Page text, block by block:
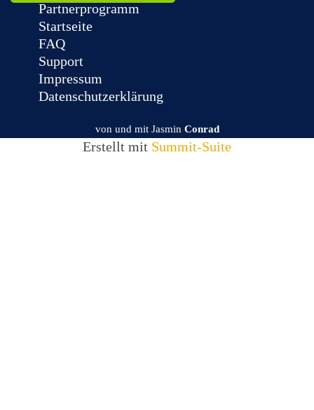
Partnerprogramm
Startseite
FAQ
Support
Impressum
Datenschutzerklärung
von und mit Jasmin Conrad
Erstellt mit Summit-Suite